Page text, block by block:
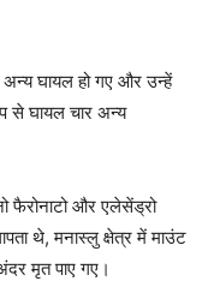
अन्य घायल हो गए और उन्हें
से घायल चार अन्य
फैरोनाटो और एलेसेंड्रो
थे, मनास्लु क्षेत्र में माउंट
मृत पाए गए।